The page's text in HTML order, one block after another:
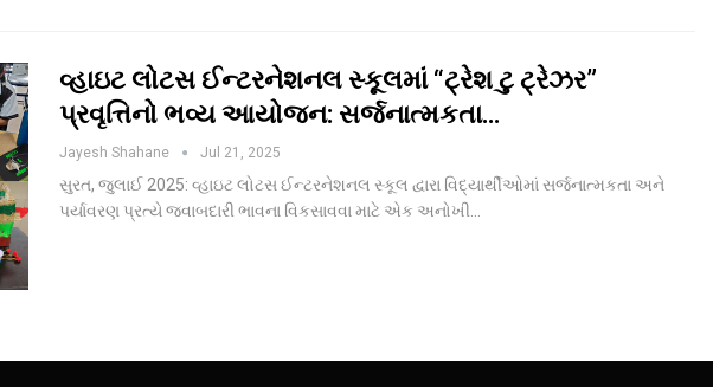
વ્હાઇટ લોટસ ઈન્ટરનેશનલ સ્કૂલમાં “ટ્રેશ ટુ ટ્રેઝર”
પ્રવૃત્તિનો ભવ્ય આયોજન: સર્જનાત્મકતા…
Jayesh Shahane Jul 21, 2025
સુરત, જુલાઈ 2025: વ્હાઇટ લોટસ ઈન્ટરનેશનલ સ્કૂલ દ્વારા વિદ્યાર્થીઓમાં સર્જનાત્મકતા અને
પર્યાવરણ પ્રત્યે જવાબદારી ભાવના વિકસાવવા માટે એક અનોખી…